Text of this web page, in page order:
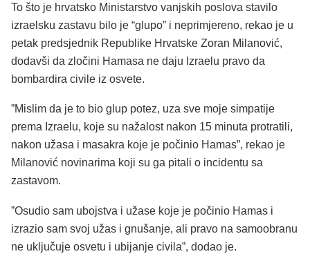
To što je hrvatsko Ministarstvo vanjskih poslova stavilo
izraelsku zastavu bilo je “glupo” i neprimjereno, rekao je u
petak predsjednik Republike Hrvatske Zoran Milanović,
dodavši da zločini Hamasa ne daju Izraelu pravo da
bombardira civile iz osvete.
”Mislim da je to bio glup potez, uza sve moje simpatije
prema Izraelu, koje su nažalost nakon 15 minuta protratili,
nakon užasa i masakra koje je počinio Hamas”, rekao je
Milanović novinarima koji su ga pitali o incidentu sa
zastavom.
”Osudio sam ubojstva i užase koje je počinio Hamas i
izrazio sam svoj užas i gnušanje, ali pravo na samoobranu
ne uključuje osvetu i ubijanje civila”, dodao je.